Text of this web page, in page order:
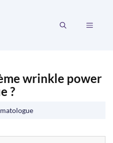
MENU
wrinkle power
?